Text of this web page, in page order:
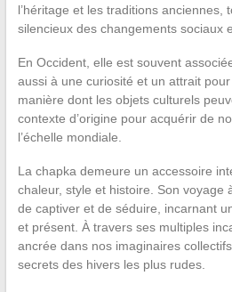
l’héritage et les traditions anciennes,
silencieux des changements sociaux
En Occident, elle est souvent
aussi à une curiosité et un attrait
manière dont les objets culturels
contexte d’origine pour acquérir de
l’échelle mondiale.
La chapka demeure un accessoire
chaleur, style et histoire. Son voyage
de captiver et de séduire, incarnant
et présent. À travers ses multiples
ancrée dans nos imaginaires
secrets des hivers les plus rudes.